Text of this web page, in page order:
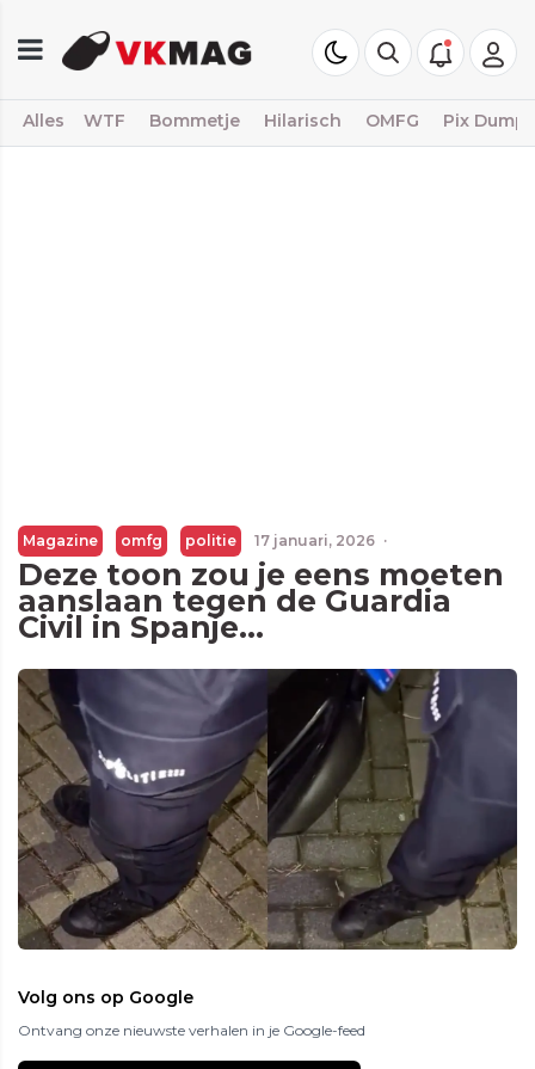
Alles WTF Bommetje Hilarisch OMFG Pix Dump
Magazine omfg politie 17 januari, 2026 ·
Deze toon zou je eens moeten
aanslaan tegen de Guardia
Civil in Spanje...
Volg ons op Google
Ontvang onze nieuwste verhalen in je Google-feed